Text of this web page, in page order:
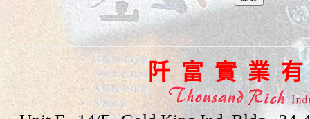
阡 富 實 業